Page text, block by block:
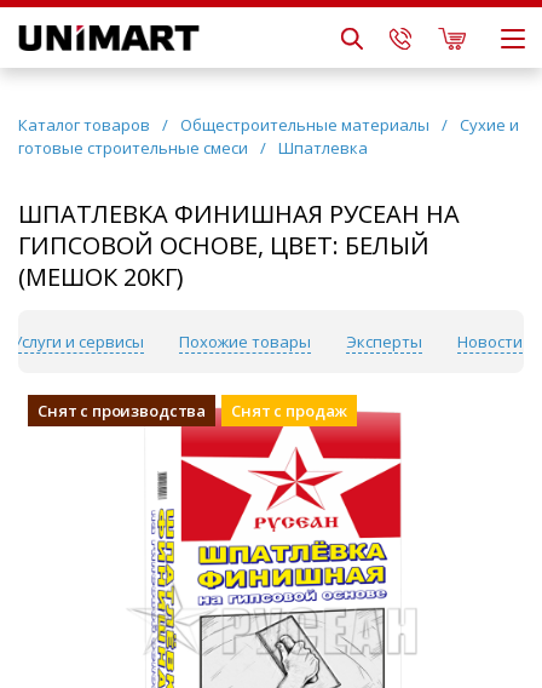
Каталог товаров / Общестроительные материалы / Сухие и
готовые строительные смеси
/ Шпатлевка
ШПАТЛЕВКА ФИНИШНАЯ РУСЕАН НА
ГИПСОВОЙ ОСНОВЕ, ЦВЕТ: БЕЛЫЙ
(МЕШОК 20КГ)
Услуги и сервисы Похожие товары Эксперты Новости
Снят с производства Снят с продаж